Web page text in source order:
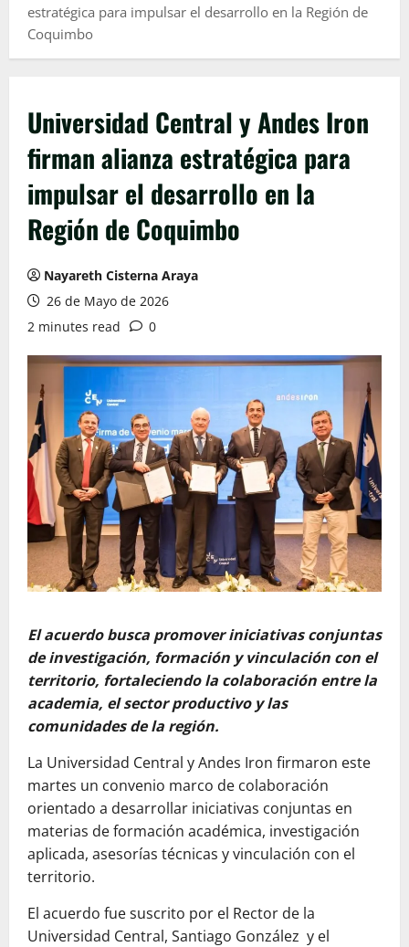
estratégica para impulsar el desarrollo en la Región de
Coquimbo
Universidad Central y Andes Iron
firman alianza estratégica para
impulsar el desarrollo en la
Región de Coquimbo
Nayareth Cisterna Araya
26 de Mayo de 2026
2 minutes read
0
El acuerdo busca promover iniciativas conjuntas
de investigación, formación y vinculación con el
territorio, fortaleciendo la colaboración entre la
academia, el sector productivo y las
comunidades de la región.
La Universidad Central y Andes Iron firmaron este
martes un convenio marco de colaboración
orientado a desarrollar iniciativas conjuntas en
materias de formación académica, investigación
aplicada, asesorías técnicas y vinculación con el
territorio.
El acuerdo fue suscrito por el Rector de la
Universidad Central, Santiago González y el